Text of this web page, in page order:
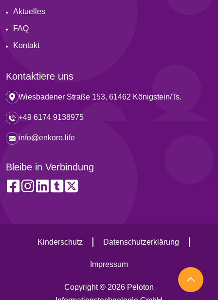
Aktuelles
FAQ
Kontakt
Kontaktiere uns
Wiesbadener Straße 153, 61462 Königstein/Ts.
+49 6174 9138975
info@enkoro.life
Bleibe in Verbindung
Kinderschutz Datenschutzerklärung
Impressum
Copyright © 2026 Peloton